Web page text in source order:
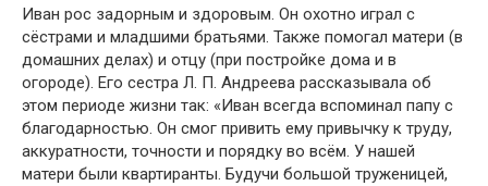
Иван рос задорным и здоровым. Он охотно играл с
сёстрами и младшими братьями. Также помогал матери (в
домашних делах) и отцу (при постройке дома и в
огороде). Его сестра Л. П. Андреева рассказывала об
этом периоде жизни так: «Иван всегда вспоминал папу с
благодарностью. Он смог привить ему привычку к труду,
аккуратности, точности и порядку во всём. У нашей
матери были квартиранты. Будучи большой труженицей,